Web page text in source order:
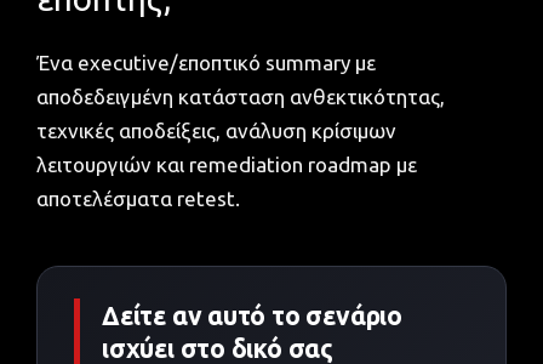
Ένα executive/εποπτικό summary με
αποδεδειγμένη κατάσταση ανθεκτικότητας,
τεχνικές αποδείξεις, ανάλυση κρίσιμων
λειτουργιών και remediation roadmap με
αποτελέσματα retest.
Δείτε αν αυτό το σενάριο
ισχύει στο δικό σας